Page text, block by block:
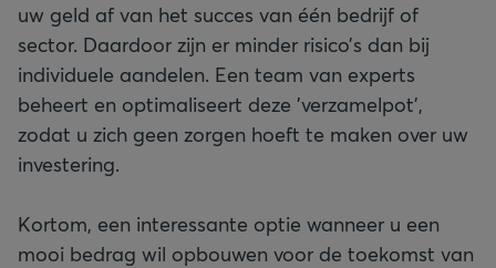
uw geld af van het succes van één bedrijf of
sector. Daardoor zijn er minder risico’s dan bij
individuele aandelen. Een team van experts
beheert en optimaliseert deze 'verzamelpot',
zodat u zich geen zorgen hoeft te maken over uw
investering.
Kortom, een interessante optie wanneer u een
mooi bedrag wil opbouwen voor de toekomst van